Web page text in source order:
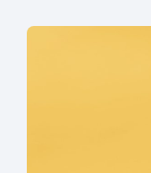
privremenih rješenja
1. siječnja 2025.
zahtjevi za